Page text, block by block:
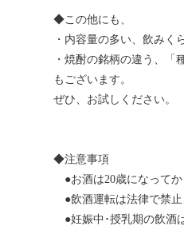
◆この他にも、
・内容量の多い、飲みく
・焼酎の銘柄の違う、
もございます。
ぜひ、お試しください。
◆注意事項
●お酒は20歳になってか
●飲酒運転は法律で禁止
●妊娠中･授乳期の飲酒